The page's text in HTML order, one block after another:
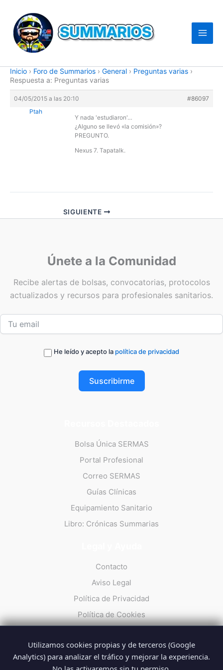
contenido
Inicio › Foro de Summarios › General › Preguntas varias ›
Respuesta a: Preguntas varias
04/05/2015 a las 20:10
#86097
Ptah
Y nada 'estudiaron'…
¿Alguno se llevó «la comisión»?
PREGUNTO.
Nexus 7. Tapatalk.
SIGUIENTE
Únete a la Comunidad
Recibe alertas de bolsas, convocatorias, protocolos
actualizados y recursos para profesionales sanitarios.
He leído y acepto la política de privacidad
Suscribirme
Bolsa Única SERMAS
Portal Profesional
Correo SERMAS
Guías Clínicas
Equipamiento Sanitario
Libro: Crónicas Summarias
Contacto
Aviso Legal
Política de Privacidad
Política de Cookies
Utilizamos cookies propias y de terceros (Google
Analytics) para analizar el tráfico y mejorar la experiencia.